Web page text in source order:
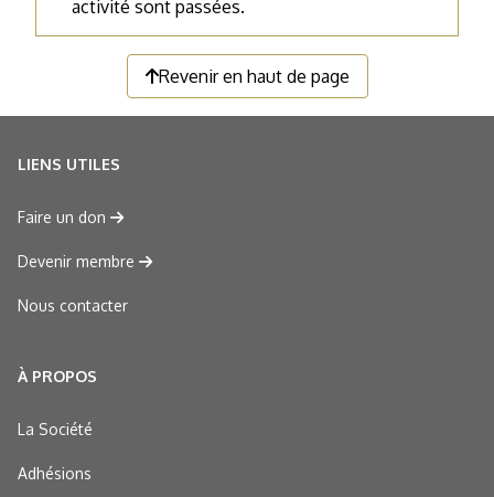
activité sont passées.
Revenir en haut de page
LIENS UTILES
Faire un don
Devenir membre
Nous contacter
À PROPOS
La Société
Adhésions